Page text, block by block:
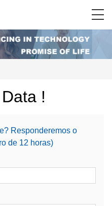
!
Responderemos o
de 12 horas)